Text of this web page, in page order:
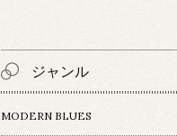
ジャンル
MODERN BLUES